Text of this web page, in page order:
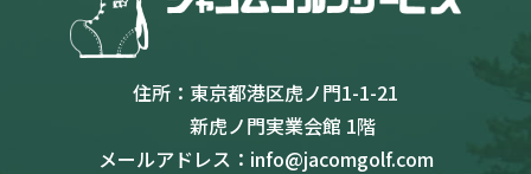
住所： 東京都港区虎ノ門1-1-21
新虎ノ門実業会館 1階
メールアドレス： info@jacomgolf.com